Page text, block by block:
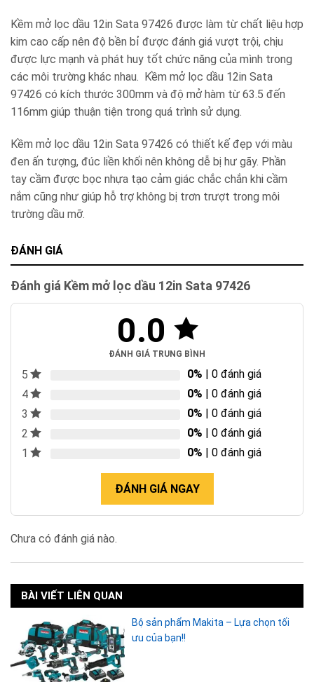
Kềm mở lọc dầu 12in Sata 97426 được làm từ chất liệu hợp
kim cao cấp nên độ bền bỉ được đánh giá vượt trội, chịu
được lực mạnh và phát huy tốt chức năng của mình trong
các môi trường khác nhau. Kềm mở lọc dầu 12in Sata
97426 có kích thước 300mm và độ mở hàm từ 63.5 đến
116mm giúp thuận tiện trong quá trình sử dụng.
Kềm mở lọc dầu 12in Sata 97426 có thiết kế đẹp với màu
đen ấn tượng, đúc liền khối nên không dễ bị hư gãy. Phần
tay cầm được bọc nhựa tạo cảm giác chắc chắn khi cầm
nắm cũng như giúp hỗ trợ không bị trơn trượt trong môi
trường dầu mỡ.
ĐÁNH GIÁ
Đánh giá Kềm mở lọc dầu 12in Sata 97426
0.0
ĐÁNH GIÁ TRUNG BÌNH
5 0% | 0 đánh giá
4
0% | 0 đánh giá
3
0% | 0 đánh giá
2
0% | 0 đánh giá
1
0% | 0 đánh giá
ĐÁNH GIÁ NGAY
Chưa có đánh giá nào.
BÀI VIẾT LIÊN QUAN
Bộ sản phẩm Makita – Lựa chọn tối
ưu của bạn!!